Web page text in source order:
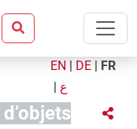
EN | DE | FR
ع